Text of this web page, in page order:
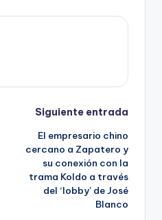
Siguiente entrada
El empresario chino
cercano a Zapatero y
su conexión con la
trama Koldo a través
del ‘lobby’ de José
Blanco